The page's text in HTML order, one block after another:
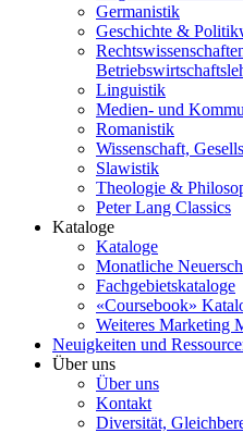
Germanistik
Geschichte &
Linguistik
Medien- und
Romanistik
Wissenschaft,
Slawistik
Theologie &
Peter Lang Classics
Kataloge
Kataloge
Monatliche
Fachgebietskataloge
«Coursebook»
Weiteres Marketing
Neuigkeiten und
Über uns
Über uns
Kontakt
Diversität,